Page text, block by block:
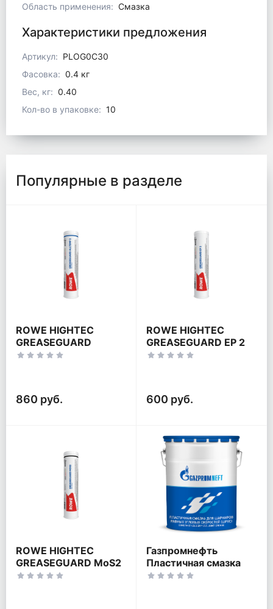
Область применения: Смазка
Характеристики предложения
Артикул: PLOG0C30
Фасовка: 0.4 кг
Вес, кг: 0.40
Кол-во в упаковке: 10
Популярные в разделе
ROWE HIGHTEC
GREASEGUARD
ALLTEMP 2
860 руб.
ROWE HIGHTEC
GREASEGUARD EP 2
600 руб.
ROWE HIGHTEC
GREASEGUARD MoS2
Газпромнефть
Пластичная смазка
(ШРУС)